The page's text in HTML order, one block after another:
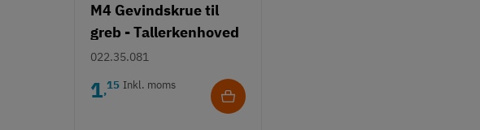
M4 Gevindskrue til
greb - Tallerkenhoved
- Krydskærv
022.35.081
1,15 Inkl. moms